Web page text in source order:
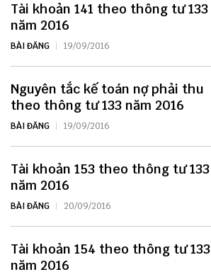
Tài khoản 141 theo thông tư 133
năm 2016
BÀI ĐĂNG 19/09/2016
Nguyên tắc kế toán nợ phải thu
theo thông tư 133 năm 2016
BÀI ĐĂNG 19/09/2016
Tài khoản 153 theo thông tư 133
năm 2016
BÀI ĐĂNG 20/09/2016
Tài khoản 154 theo thông tư 133
năm 2016